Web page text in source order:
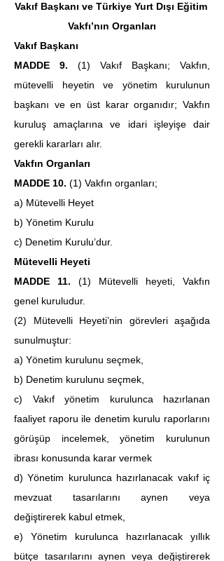
Vakıf Başkanı ve Türkiye Yurt Dışı Eğitim
Vakfı’nın Organları
Vakıf Başkanı
MADDE 9. (1) Vakıf Başkanı; Vakfın,
mütevelli heyetin ve yönetim kurulunun
başkanı ve en üst karar organıdır; Vakfın
kuruluş amaçlarına ve idari işleyişe dair
gerekli kararları alır.
Vakfın Organları
MADDE 10. (1) Vakfın organları;
a) Mütevelli Heyet
b) Yönetim Kurulu
c) Denetim Kurulu’dur.
Mütevelli Heyeti
MADDE 11. (1)
Mütevelli heyeti, Vakfın
genel kuruludur.
(2) Mütevelli Heyeti’nin görevleri aşağıda
sunulmuştur:
a) Yönetim kurulunu seçmek,
b) Denetim kurulunu seçmek,
c) Vakıf yönetim kurulunca hazırlanan
faaliyet raporu ile denetim kurulu raporlarını
görüşüp incelemek, yönetim kurulunun
ibrası konusunda karar vermek
d) Yönetim kurulunca hazırlanacak vakıf iç
mevzuat tasarılarını aynen veya
değiştirerek kabul etmek,
e) Yönetim kurulunca hazırlanacak yıllık
bütçe tasarılarını aynen veya değiştirerek